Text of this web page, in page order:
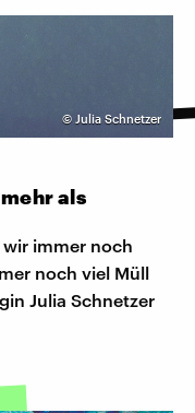
© Julia Schnetzer
als
wir immer noch
noch viel Müll
Julia Schnetzer